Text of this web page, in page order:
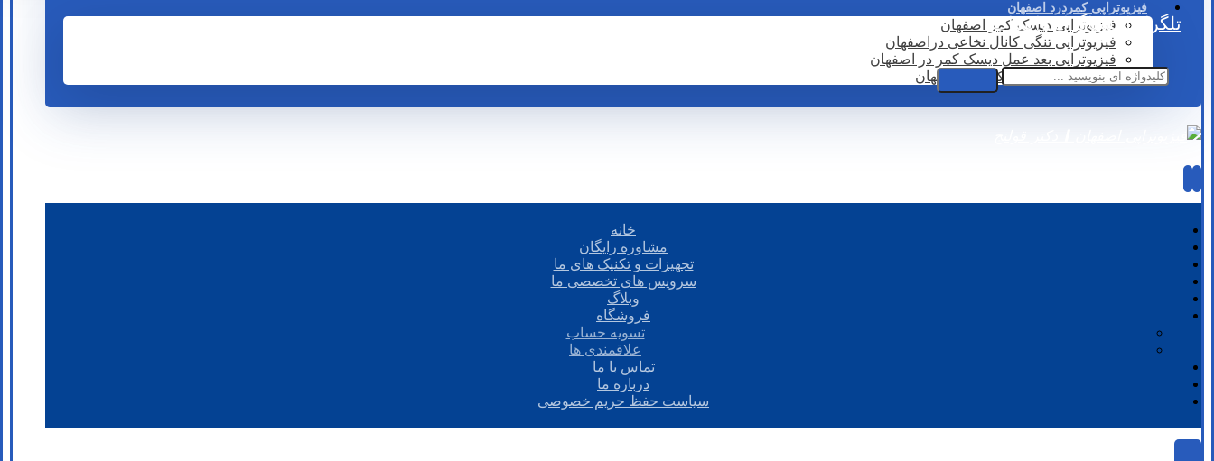
فیزیوتراپی کمردرد اصفهان
فیزیوتراپی دیسک کمر اصفهان
فیزیوتراپی تنگی کانال نخاعی دراصفهان
فیزیوتراپی بعد عمل دیسک کمر در اصفهان
لیزر درمانی دیسک کمر در اصفهان
تلگرام اینستاگرام واتساپ
خانه
مشاوره رایگان
تجهیزات و تکنیک های ما
سرویس های تخصصی ما
وبلاگ
فروشگاه
تسویه حساب
علاقمندی ها
تماس با ما
درباره ما
سیاست حفظ حریم خصوصی